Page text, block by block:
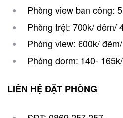
Phòng view ban công:
Phòng trệt: 700k/ đêm/
Phòng view: 600k/
Phòng dorm: 140-
LIÊN HỆ ĐẶT PHÒNG